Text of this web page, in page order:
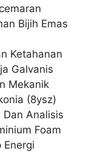
Bijih Emas
Ketahanan
Galvanis
Mekanik
(8ysz)
Analisis
Foam
Energi